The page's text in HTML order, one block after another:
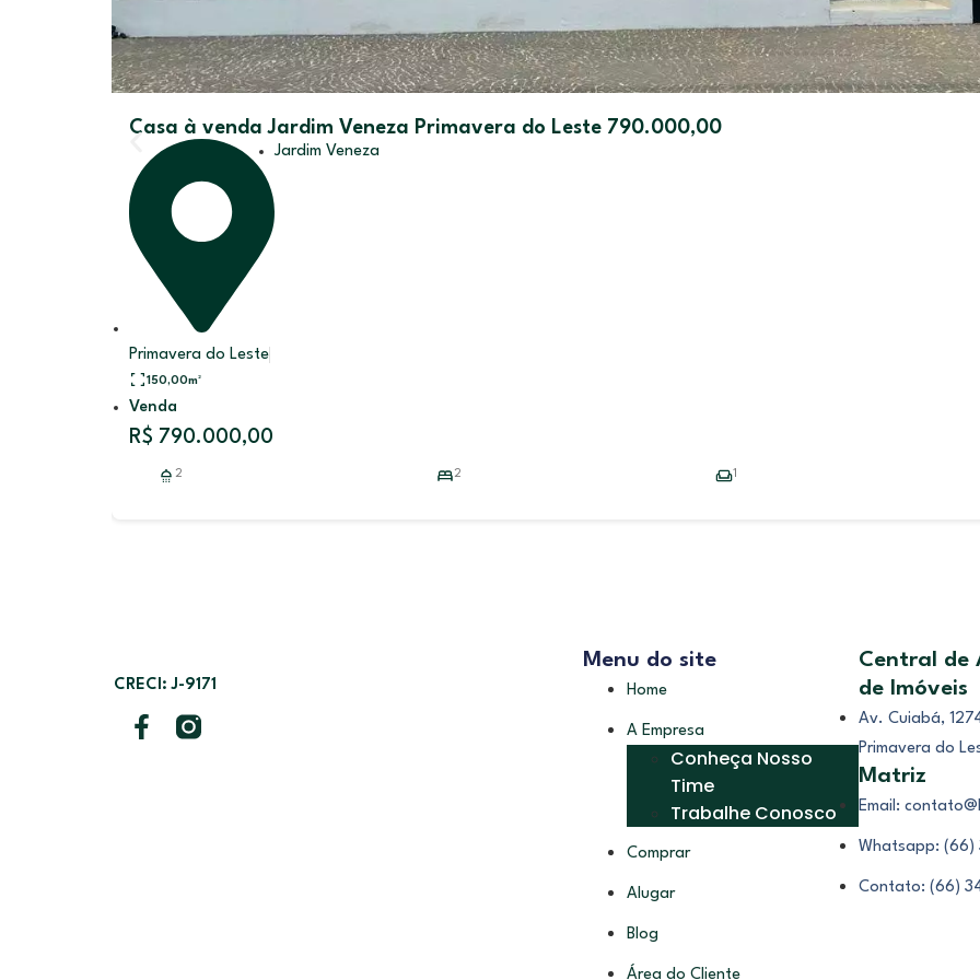
Casa à venda Jardim Veneza Primavera do Leste 790.000,00
Primavera do Leste
Jardim Veneza
150,00m²
Venda
R$ 790.000,00
2 2 1
CRECI: J-9171
Menu do site
Home
A Empresa
Conheça Nosso
Time
Trabalhe Conosco
Comprar
Alugar
Blog
Área do Cliente
Central de
de Imóveis
Av. Cuiabá,
Primavera do
Matriz
Email:
Whatsapp:
Contato: (66)